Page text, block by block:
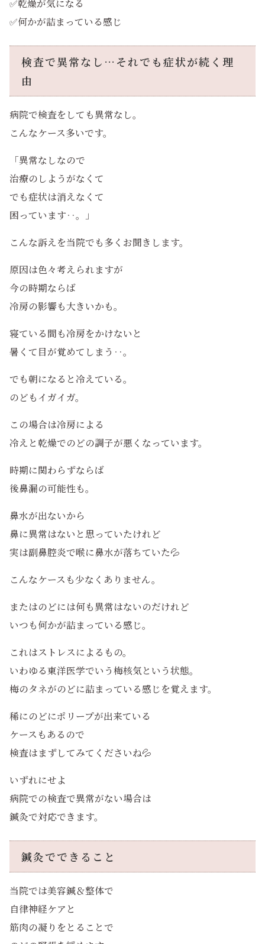
✅乾燥が気になる
✅何かが詰まっている感じ
検査で異常なし…それでも症状が続く理
由
病院で検査をしても異常なし。
こんなケース多いです。
「異常なしなので
治療のしようがなくて
でも症状は消えなくて
困っています‥。」
こんな訴えを当院でも多くお聞きします。
原因は色々考えられますが
今の時期ならば
冷房の影響も大きいかも。
寝ている間も冷房をかけないと
暑くて目が覚めてしまう‥。
でも朝になると冷えている。
のどもイガイガ。
この場合は冷房による
冷えと乾燥でのどの調子が悪くなっています。
時期に関わらずならば
後鼻漏の可能性も。
鼻水が出ないから
鼻に異常はないと思っていたけれど
実は副鼻腔炎で喉に鼻水が落ちていた💦
こんなケースも少なくありません。
またはのどには何も異常はないのだけれど
いつも何かが詰まっている感じ。
これはストレスによるもの。
いわゆる東洋医学でいう梅核気という状態。
梅のタネがのどに詰まっている感じを覚えます。
稀にのどにポリープが出来ている
ケースもあるので
検査はまずしてみてくださいね💦
いずれにせよ
病院での検査で異常がない場合は
鍼灸で対応できます。
鍼灸でできること
当院では美容鍼＆整体で
自律神経ケアと
筋肉の凝りをとることで